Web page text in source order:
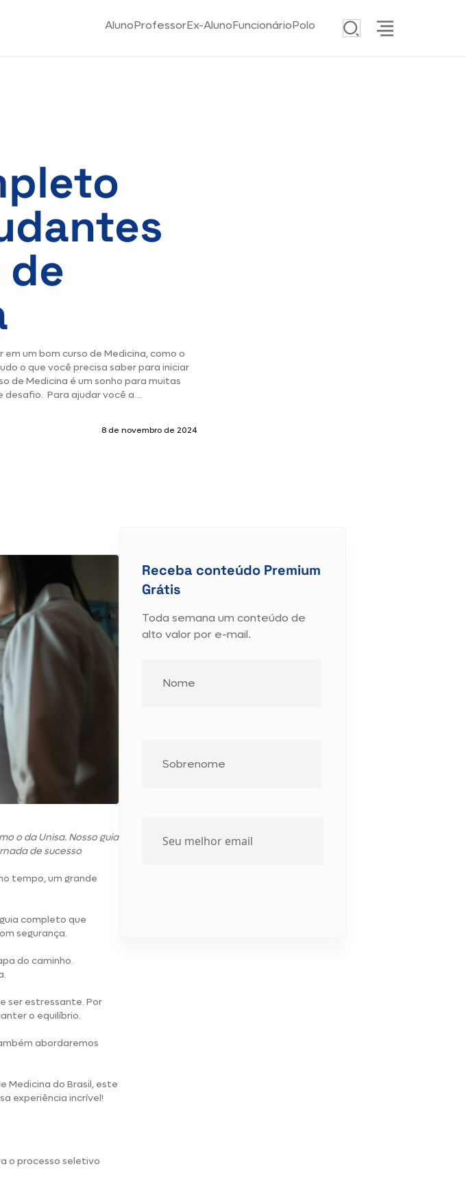
AlunoProfessorEx-AlunoFuncionárioPolo
um bom curso de Medicina, como o
o que você precisa saber para iniciar
de Medicina é um sonho para muitas
desafio. Para ajudar você a…
8 de novembro de 2024
o da Unisa. Nosso guia
de sucesso
tempo, um grande
completo que
segurança.
do caminho.
ser estressante. Por
o equilíbrio.
abordaremos
Medicina do Brasil, este
experiência incrível!
o processo seletivo
Receba conteúdo Premium
Grátis
Toda semana um conteúdo de
alto valor por e-mail.